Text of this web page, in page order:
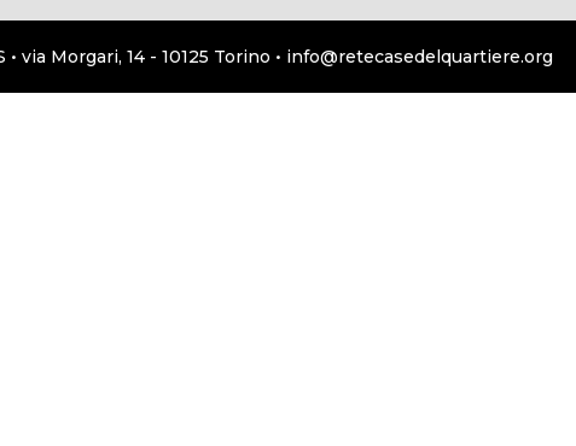
via Morgari, 14 - 10125 Torino • info@retecasedelquartiere.org